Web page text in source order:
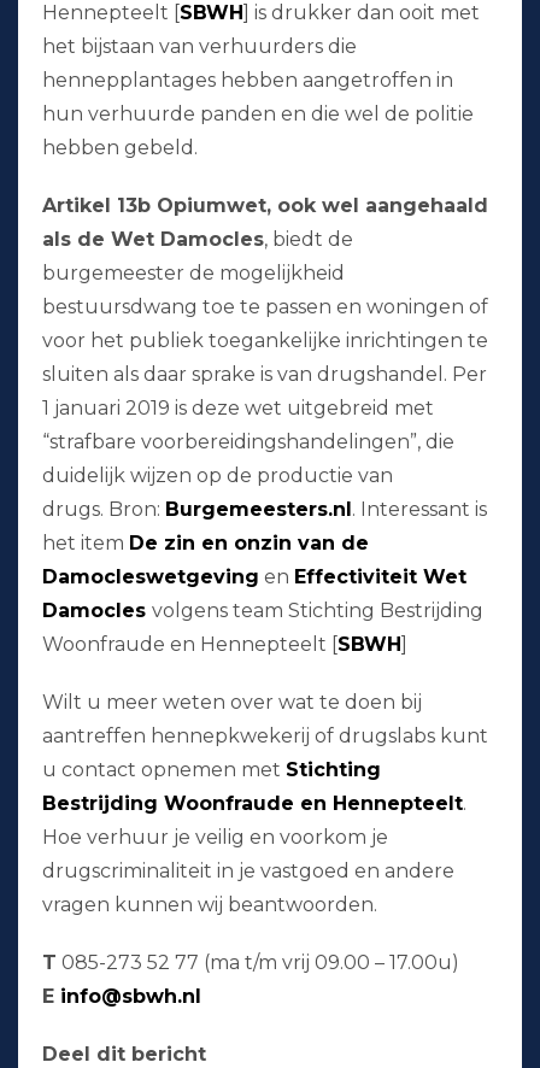
Hennepteelt [SBWH] is drukker dan ooit met
het bijstaan van verhuurders die
hennepplantages hebben aangetroffen in
hun verhuurde panden en die wel de politie
hebben gebeld.
Artikel 13b Opiumwet, ook wel aangehaald
als de Wet Damocles, biedt de
burgemeester de mogelijkheid
bestuursdwang toe te passen en woningen of
voor het publiek toegankelijke inrichtingen te
sluiten als daar sprake is van drugshandel. Per
1 januari 2019 is deze wet uitgebreid met
“strafbare voorbereidingshandelingen”, die
duidelijk wijzen op de productie van
drugs. Bron: Burgemeesters.nl. Interessant is
het item De zin en onzin van de
Damocleswetgeving en Effectiviteit Wet
Damocles volgens team Stichting Bestrijding
Woonfraude en Hennepteelt [SBWH]
Wilt u meer weten over wat te doen bij
aantreffen hennepkwekerij of drugslabs kunt
u contact opnemen met Stichting
Bestrijding Woonfraude en Hennepteelt.
Hoe verhuur je veilig en voorkom je
drugscriminaliteit in je vastgoed en andere
vragen kunnen wij beantwoorden.
T 085-273 52 77 (ma t/m vrij 09.00 – 17.00u)
E info@sbwh.nl
Deel dit bericht